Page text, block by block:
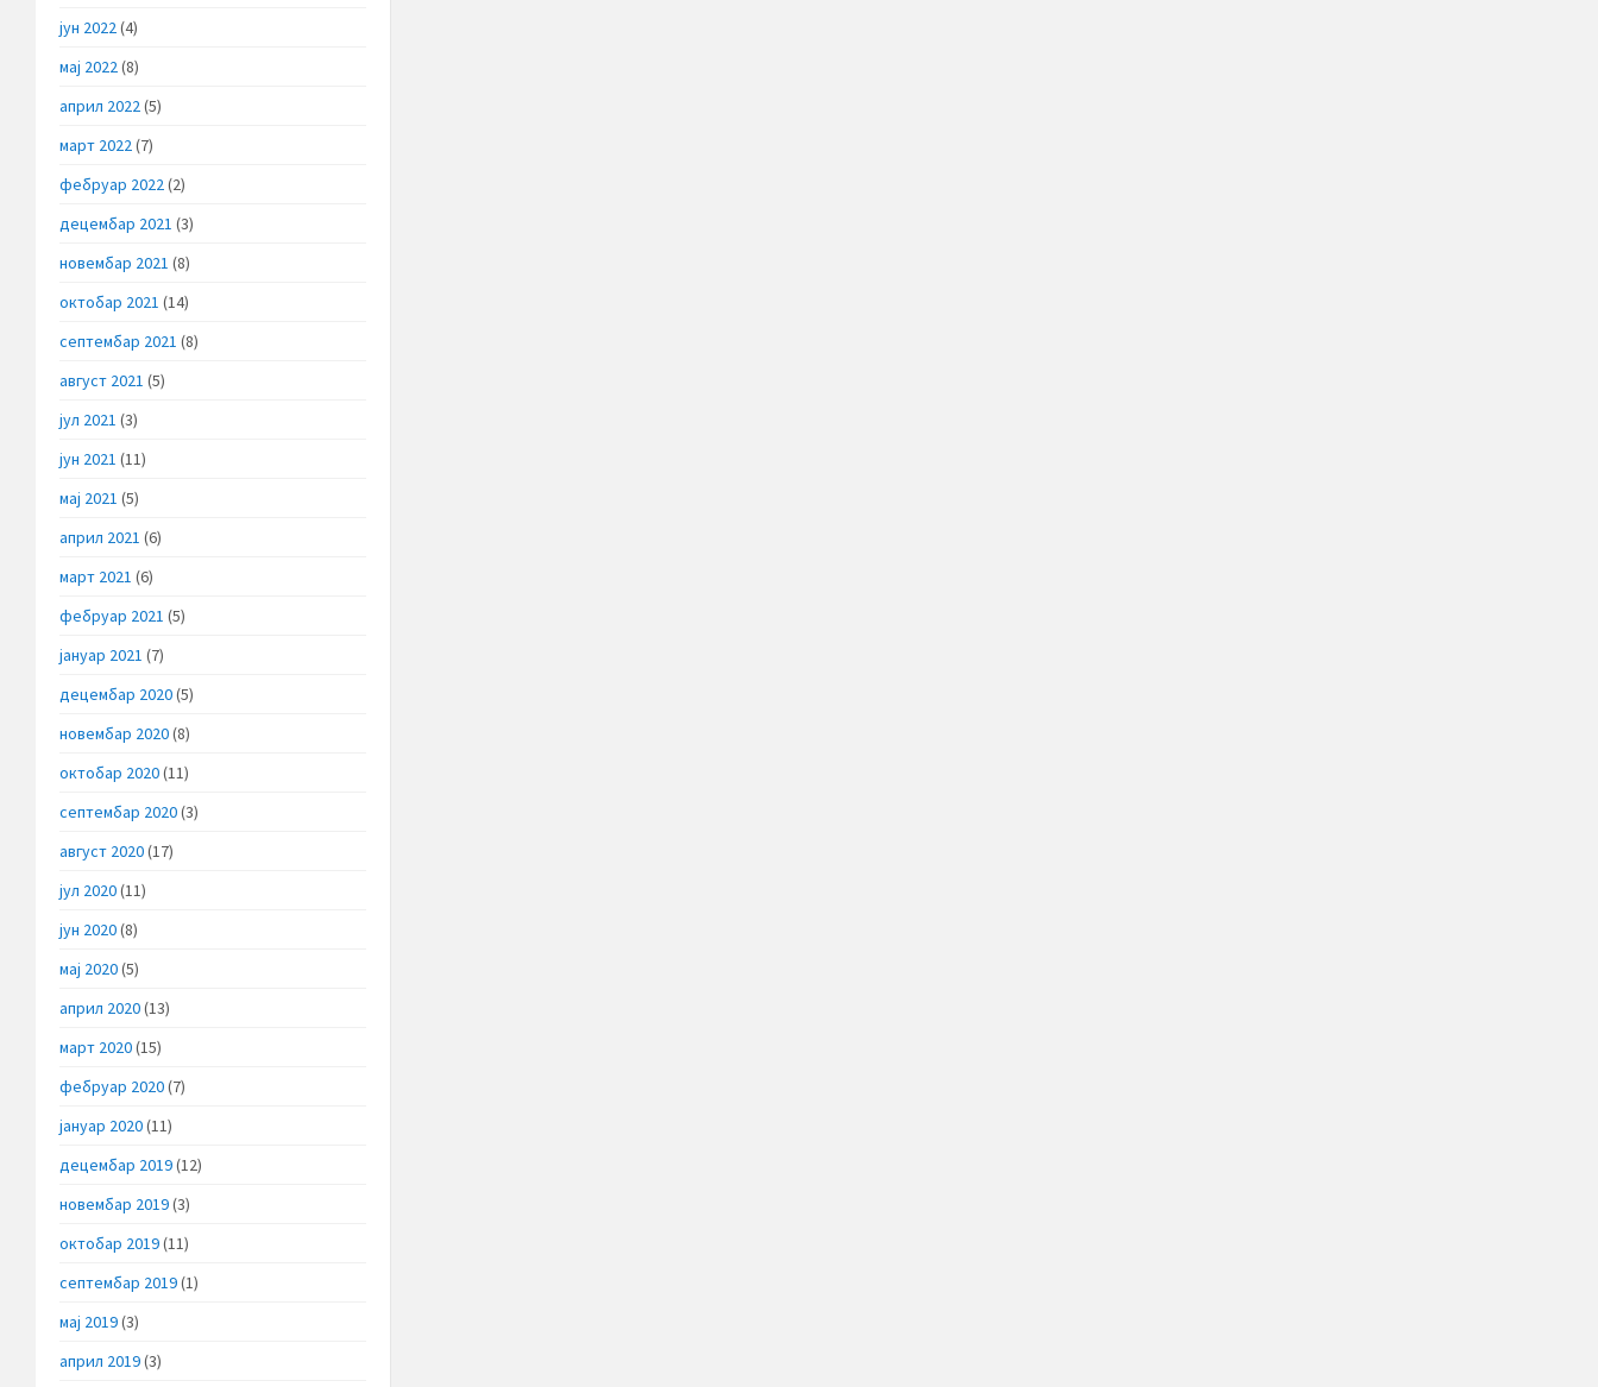
јун 2022(4)
мај 2022(8)
април 2022(5)
март 2022(7)
фебруар 2022(2)
децембар 2021 (3)
новембар 2021 (8)
октобар 2021 (14)
септембар 2021 (8)
август 2021 (5)
јул 2021 (3)
јун 2021 (11)
мај 2021 (5)
април 2021 (6)
март 2021 (6)
фебруар 2021 (5)
јануар 2021 (7)
децембар 2020(5)
новембар 2020(8)
октобар 2020(11)
септембар 2020(3)
август 2020(17)
јул 2020(11)
јун 2020(8)
мај 2020(5)
април 2020(13)
март 2020(15)
фебруар 2020(7)
јануар 2020(11)
децембар 2019(12)
новембар 2019(3)
октобар 2019(11)
септембар 2019(1)
мај 2019(3)
април 2019(3)